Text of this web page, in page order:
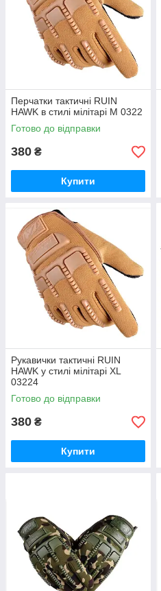
Перчатки тактичні RUIN
HAWK в стилі мілітарі М 0322
Готово до відправки
380 ₴
Купити
Рукавички тактичні RUIN
HAWK у стилі мілітарі XL
03224
Готово до відправки
380 ₴
Купити